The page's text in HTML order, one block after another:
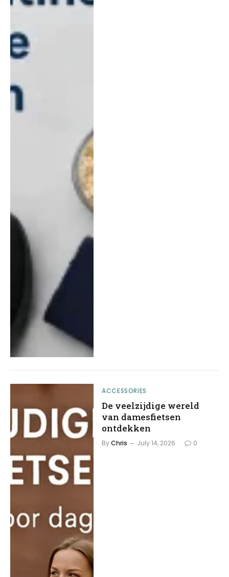
ACCESSORIES
De veelzijdige wereld
van damesfietsen
ontdekken
ByChris July 14, 2026 0